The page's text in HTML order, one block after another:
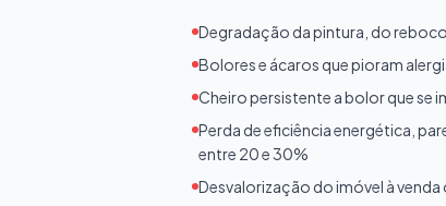
Degradação da pintura, do
Bolores e ácaros que pioram
Cheiro persistente a bolor que se
Perda de eficiência energética,
entre 20 e 30%
Desvalorização do imóvel à